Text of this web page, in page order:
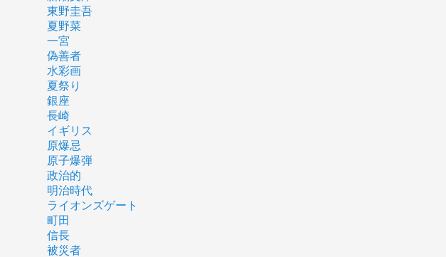
東野圭吾
夏野菜
一宮
偽善者
水彩画
夏祭り
銀座
長崎
イギリス
原爆忌
原子爆弾
政治的
明治時代
ライオンズゲート
町田
信長
被災者